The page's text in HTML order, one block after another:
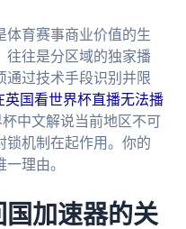
体育赛事商业价值的生
往往是分区域的独家播
通过技术手段识别并限
英国看世界杯直播无法播
中文解说当前地区不可
锁机制在起作用。你的
理由。
加速器的关